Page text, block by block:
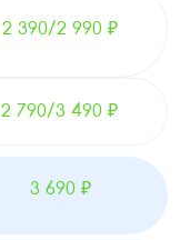
2 390/2 990 ₽
2 790/3 490 ₽
3 690 ₽